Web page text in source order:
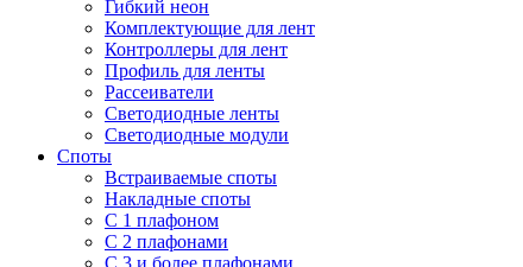
Гибкий неон
Комплектующие для лент
Контроллеры для лент
Профиль для ленты
Рассеиватели
Светодиодные ленты
Светодиодные модули
Споты
Встраиваемые споты
Накладные споты
С 1 плафоном
С 2 плафонами
С 3 и более плафонами